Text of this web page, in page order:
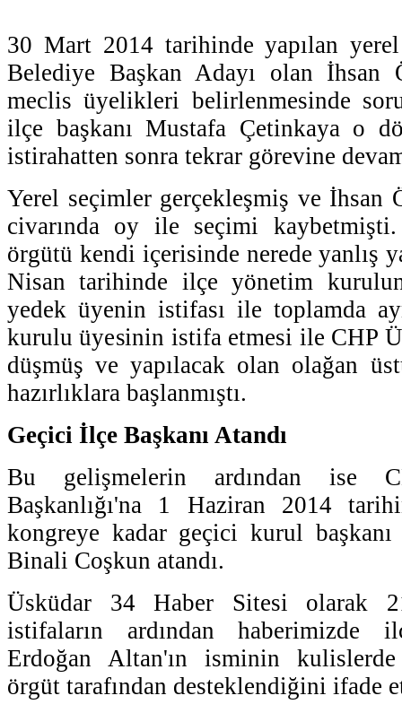
30 Mart 2014 tarihinde yapılan
Belediye Başkan Adayı olan İhsan
meclis üyelikleri belirlenmesinde
ilçe başkanı Mustafa Çetinkaya o
istirahatten sonra tekrar görevine
Yerel seçimler gerçekleşmiş ve İhsan
civarında oy ile seçimi
örgütü kendi içerisinde nerede yanlış
Nisan tarihinde ilçe yönetim
yedek üyenin istifası ile toplamda
kurulu üyesinin istifa etmesi ile CHP
düşmüş ve yapılacak olan olağan
hazırlıklara başlanmıştı.
Geçici İlçe Başkanı Atandı
Bu gelişmelerin ardından ise
Başkanlığı'na 1 Haziran 2014
kongreye kadar geçici kurul
Binali Coşkun atandı.
Üsküdar 34 Haber Sitesi olarak
istifaların ardından haberimizde
Erdoğan Altan'ın isminin
örgüt tarafından desteklendiğini ifade